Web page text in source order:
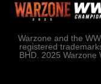
Warzone and the
registered
BHD. 2025 Warzone